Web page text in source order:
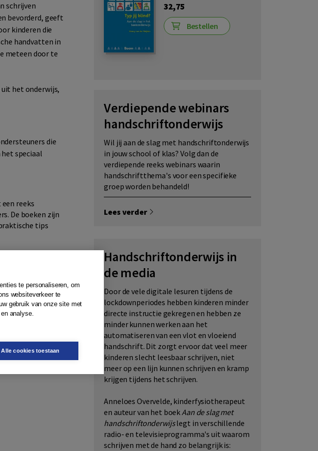
schrijven
bevorderd, geeft
kinderen die
handvatten in
meteen door te
het onderwijs,
die
speciaal
reeks
De boeken zijn
tips
32,75
Bestellen
Verdiepende webinars
handschriftonderwijs
Wil jij aan de slag met handschriftonderwijs
in jouw school of klas? Volg dan de
verdiepende reeks webinars waarin
handschriftthema's voor een specifieke
groep worden behandeld!
Lees verder
Handschriftonderwijs in
de media
Door de vele digitale lesuren tijdens de
lockdownperiodes hebben kinderen minder
directe instructie gekregen en hebben ze
minder kunnen werken aan het
automatiseren van een vlot en vloeiend
handschrift. Dit zorgt ervoor dat veel meer
kinderen slecht leesbaar schrijven, niet
meer op een lijn kunnen schrijven en kramp
krijgen tijdens het schrijven.
Anneloes Overvelde, kinderfysiotherapeut
en auteur van het boekAan de slag met
handschriftonderwijslegt in verschillende
radio- en televisieprogramma's uit waarom
schrijven met de hand zo belangrijk is:
te personaliseren, om
websiteverkeer te
gebruik van onze site met
analyse.
Alle cookies toestaan